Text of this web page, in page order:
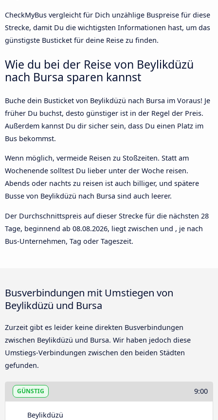
CheckMyBus vergleicht für Dich unzählige Buspreise für diese
Strecke, damit Du die wichtigsten Informationen hast, um das
günstigste Busticket für deine Reise zu finden.
Wie du bei der Reise von Beylikdüzü
nach Bursa sparen kannst
Buche dein Busticket von Beylikdüzü nach Bursa im Voraus! Je
früher Du buchst, desto günstiger ist in der Regel der Preis.
Außerdem kannst Du dir sicher sein, dass Du einen Platz im
Bus bekommst.
Wenn möglich, vermeide Reisen zu Stoßzeiten. Statt am
Wochenende solltest Du lieber unter der Woche reisen.
Abends oder nachts zu reisen ist auch billiger, und spätere
Busse von Beylikdüzü nach Bursa sind auch leerer.
Der Durchschnittspreis auf dieser Strecke für die nächsten 28
Tage, beginnend ab 08.08.2026, liegt zwischen und , je nach
Bus-Unternehmen, Tag oder Tageszeit.
Busverbindungen mit Umstiegen von
Beylikdüzü und Bursa
Zurzeit gibt es leider keine direkten Busverbindungen
zwischen Beylikdüzü und Bursa. Wir haben jedoch diese
Umstiegs-Verbindungen zwischen den beiden Städten
gefunden.
GÜNSTIG 9:00
Beylikdüzü